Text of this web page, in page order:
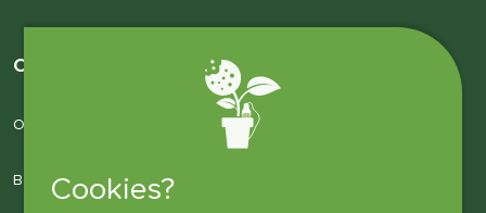
Cookies?
Over ons
Over ons
Bedrijfsgegevens